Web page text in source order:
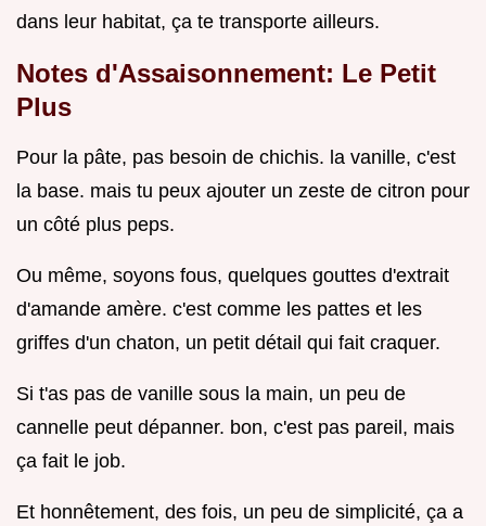
dans leur habitat, ça te transporte ailleurs.
Notes d'Assaisonnement: Le Petit
Plus
Pour la pâte, pas besoin de chichis. la vanille, c'est
la base. mais tu peux ajouter un zeste de citron pour
un côté plus peps.
Ou même, soyons fous, quelques gouttes d'extrait
d'amande amère. c'est comme les pattes et les
griffes d'un chaton, un petit détail qui fait craquer.
Si t'as pas de vanille sous la main, un peu de
cannelle peut dépanner. bon, c'est pas pareil, mais
ça fait le job.
Et honnêtement, des fois, un peu de simplicité, ça a